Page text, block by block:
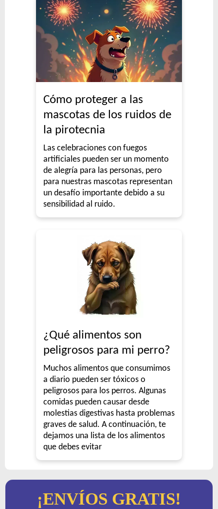
Cómo proteger a las
mascotas de los ruidos de
la pirotecnia
Las celebraciones con fuegos
artificiales pueden ser un momento
de alegría para las personas, pero
para nuestras mascotas representan
un desafío importante debido a su
sensibilidad al ruido.
¿Qué alimentos son
peligrosos para mi perro?
Muchos alimentos que consumimos
a diario pueden ser tóxicos o
peligrosos para los perros. Algunas
comidas pueden causar desde
molestias digestivas hasta problemas
graves de salud. A continuación, te
dejamos una lista de los alimentos
que debes evitar
¡ENVÍOS GRATIS!